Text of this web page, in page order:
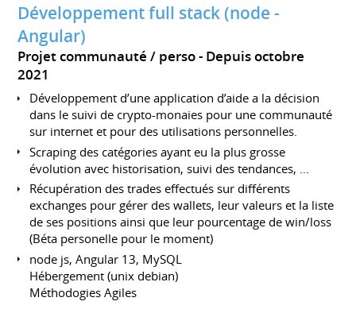
Développement full stack (node -
Angular)
Projet communauté / perso
Depuis octobre
2021
Développement d’une application d’aide a la décision
dans le suivi de crypto-monaies pour une communauté
sur internet et pour des utilisations personnelles.
Scraping des catégories ayant eu la plus grosse
évolution avec historisation, suivi des tendances, …
Récupération des trades effectués sur différents
exchanges pour gérer des wallets, leur valeurs et la liste
de ses positions ainsi que leur pourcentage de win/loss
(Béta personelle pour le moment)
node js, Angular 13, MySQL
Hébergement (unix debian)
Méthodogies Agiles